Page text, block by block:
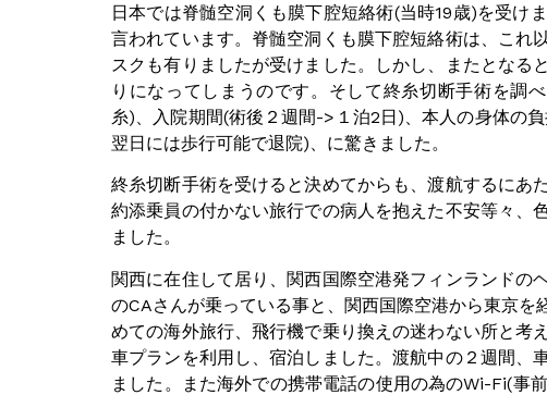
日本では脊髄空洞くも膜下腔短絡術(当時19歳)を受け
言われています。脊髄空洞くも膜下腔短絡術は、これ
スクも有りましたが受けました。しかし、またとなる
りになってしまうのです。そして終糸切断手術を調
糸)、入院期間(術後２週間->１泊2日)、本人の身体の
翌日には歩行可能で退院)、に驚きました。
終糸切断手術を受けると決めてからも、渡航するにあ
約添乗員の付かない旅行での病人を抱えた不安等々、
ました。
関西に在住して居り、関西国際空港発フィンランドの
のCAさんが乗っている事と、関西国際空港から東京
めての海外旅行、飛行機で乗り換えの迷わない所と考
車プランを利用し、宿泊しました。渡航中の２週間、
ました。また海外での携帯電話の使用の為のWi-Fi(事